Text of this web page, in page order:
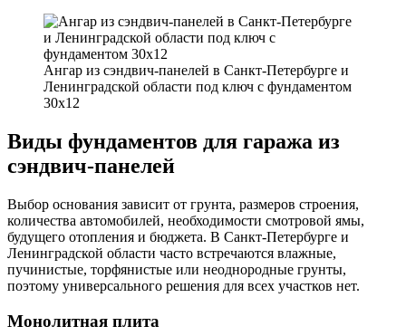
Ангар из сэндвич-панелей в Санкт-Петербурге и
Ленинградской области под ключ с фундаментом
30х12
Виды фундаментов для гаража из
сэндвич-панелей
Выбор основания зависит от грунта, размеров строения,
количества автомобилей, необходимости смотровой ямы,
будущего отопления и бюджета. В Санкт-Петербурге и
Ленинградской области часто встречаются влажные,
пучинистые, торфянистые или неоднородные грунты,
поэтому универсального решения для всех участков нет.
Монолитная плита